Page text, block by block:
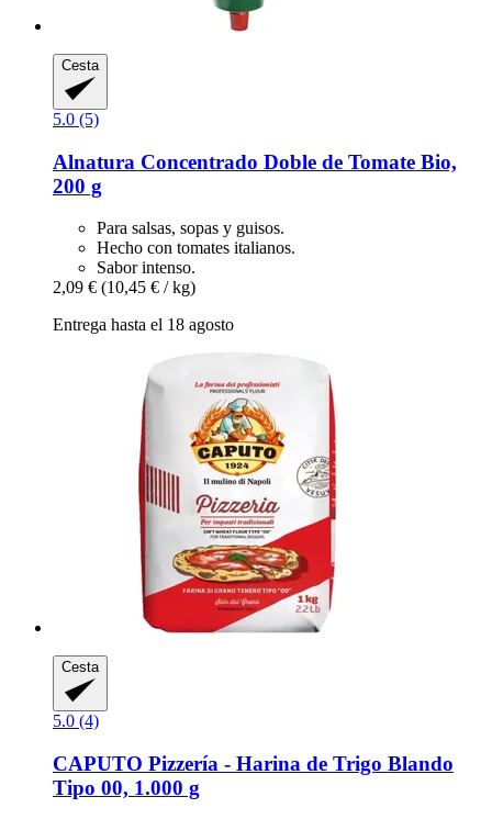
Cesta
5.0 (5)
Alnatura Concentrado Doble de Tomate Bio,
200 g
Para salsas, sopas y guisos.
Hecho con tomates italianos.
Sabor intenso.
2,09 € (10,45 € / kg)
Entrega hasta el 18 agosto
Cesta
5.0 (4)
CAPUTO Pizzería -​ Harina de Trigo Blando
Tipo 00, 1.000 g